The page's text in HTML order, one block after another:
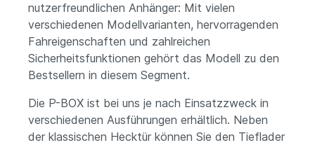
nutzerfreundlichen Anhänger: Mit vielen
verschiedenen Modellvarianten, hervorragenden
Fahreigenschaften und zahlreichen
Sicherheitsfunktionen gehört das Modell zu den
Bestsellern in diesem Segment.
Die P-BOX ist bei uns je nach Einsatzzweck in
verschiedenen Ausführungen erhältlich. Neben
der klassischen Hecktür können Sie den Tieflader